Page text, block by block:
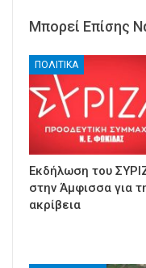
Μπορεί Επίσης
ΠΟΛΙΤΙΚΑ
Εκδήλωση του
στην Άμφισσα για
ακρίβεια